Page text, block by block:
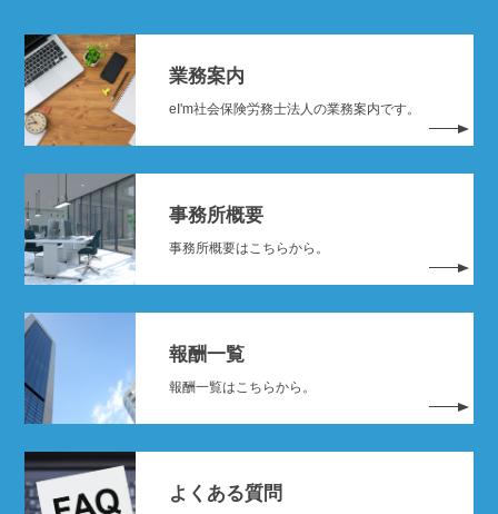
業務案内
eI'm社会保険労務士法人の業務案内です。
事務所概要
事務所概要はこちらから。
報酬一覧
報酬一覧はこちらから。
よくある質問